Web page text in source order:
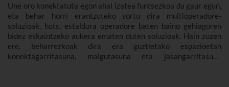
Une oro konektatuta egon ahal izatea funtsezkoa da gaur egun,
eta behar horri erantzuteko sortu dira multioperadore-
soluzioak, hots, estaldura operadore baten baino gehiagoren
bidez eskaintzeko aukera ematen duten soluzioak. Hain zuzen
ere, beharrezkoak dira era guztietako espazioetan
konektagarritasuna, malgutasuna eta jasangarritasuna